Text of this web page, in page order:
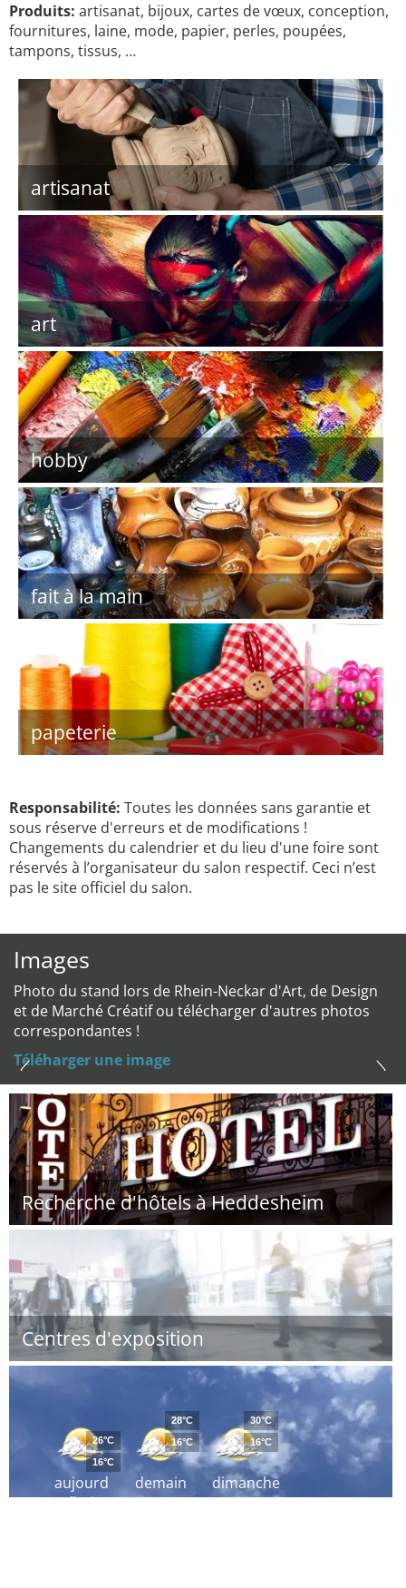
Produits: artisanat, bijoux, cartes de vœux, conception,
fournitures, laine, mode, papier, perles, poupées,
tampons, tissus, …
artisanat
art
hobby
fait à la main
papeterie
Responsabilité: Toutes les données sans garantie et
sous réserve d'erreurs et de modifications !
Changements du calendrier et du lieu d'une foire sont
réservés à l’organisateur du salon respectif. Ceci n’est
pas le site officiel du salon.
Images
Photo du stand lors de Rhein-Neckar d'Art, de Design
et de Marché Créatif ou télécharger d'autres photos
correspondantes !
Téléharger une image
Recherche d'hôtels à Heddesheim
Centres d'exposition
aujourd
´hui
26°C
16°C
demain
28°C
16°C
dimanche
30°C
16°C